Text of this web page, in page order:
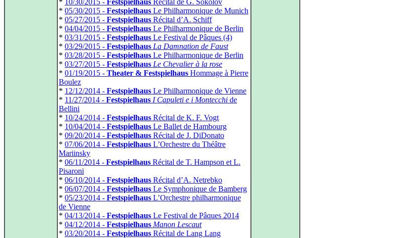
* 10/30/2015 - Festspielhaus Recital de G. Sokolov
* 05/30/2015 - Festspielhaus Le Philharmonique de Munich
* 05/27/2015 - Festspielhaus Récital d’A. Schiff
* 04/04/2015 - Festspielhaus Le Philharmonique de Berlin
* 03/31/2015 - Festspielhaus Le Festival de Pâques (4)
* 03/29/2015 - Festspielhaus La Damnation de Faust
* 03/28/2015 - Festspielhaus Le Philharmonique de Berlin
* 03/27/2015 - Festspielhaus Le Chevalier à la rose
* 01/19/2015 - Theater & Festspielhaus Hommage à Pierre
Boulez
* 12/12/2014 - Festspielhaus Le Philharmonique de Vienne
* 11/27/2014 - Festspielhaus I Capuleti e i Montecchi de
Bellini
* 10/24/2014 - Festspielhaus Récital de K. F. Vogt
* 10/04/2014 - Festspielhaus Le Ballet de Hambourg
* 09/20/2014 - Festspielhaus Récital de J. DiDonato
* 07/06/2014 - Festspielhaus L’Orchestre du Théâtre
Mariinsky
* 06/11/2014 - Festspielhaus Récital de T. Hampson et L.
Pisaroni
* 06/10/2014 - Festspielhaus Récital d’A. Netrebko
* 06/07/2014 - Festspielhaus Le Symphonique de Bamberg
* 05/23/2014 - Festspielhaus L’Orchestre philharmonique
de Vienne
* 04/13/2014 - Festspielhaus Le Festival de Pâques 2014
* 04/12/2014 - Festspielhaus Manon Lescaut
* 03/20/2014 - Festspielhaus Récital de Lang Lang